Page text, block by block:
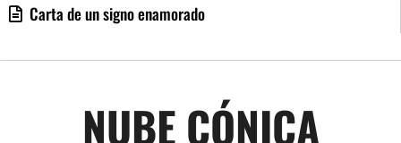
Carta de un signo enamorado
NUBE CÓNICA